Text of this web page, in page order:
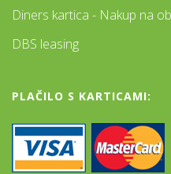
Diners kartica - Nakup na
DBS leasing
PLAČILO S KARTICAMI: